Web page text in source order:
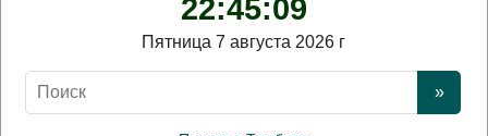
22:45:10
Пятница 7 августа 2026 г